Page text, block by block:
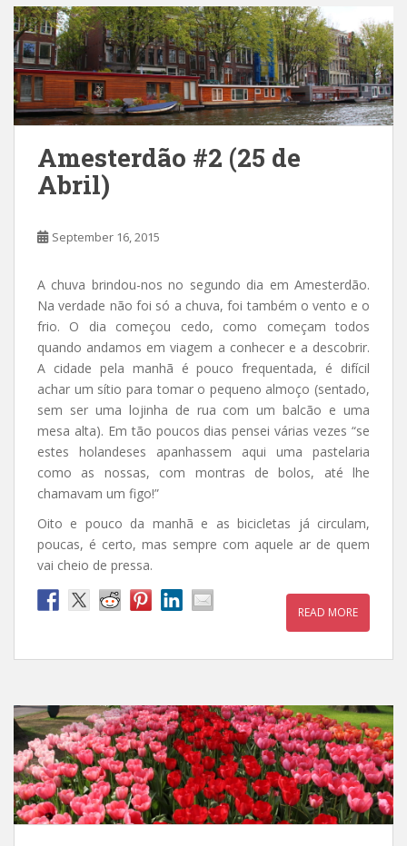
Amesterdão #2 (25 de
Abril)
September 16, 2015
A chuva brindou-nos no segundo dia em Amesterdão.
Na verdade não foi só a chuva, foi também o vento e o
frio. O dia começou cedo, como começam todos
quando andamos em viagem a conhecer e a descobrir.
A cidade pela manhã é pouco frequentada, é difícil
achar um sítio para tomar o pequeno almoço (sentado,
sem ser uma lojinha de rua com um balcão e uma
mesa alta). Em tão poucos dias pensei várias vezes “se
estes holandeses apanhassem aqui uma pastelaria
como as nossas, com montras de bolos, até lhe
chamavam um figo!”
Oito e pouco da manhã e as bicicletas já circulam,
poucas, é certo, mas sempre com aquele ar de quem
vai cheio de pressa.
READ MORE